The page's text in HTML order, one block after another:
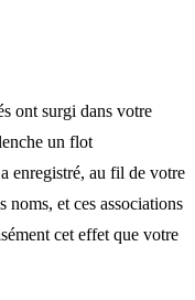
ont surgi dans votre
un flot
enregistré, au fil de votre
noms, et ces associations
cet effet que votre